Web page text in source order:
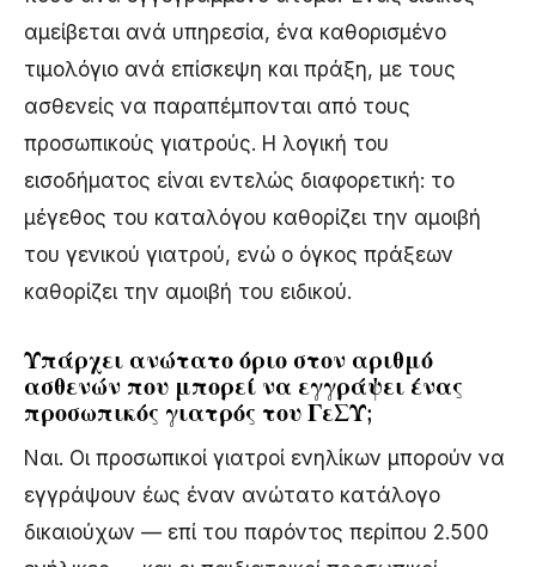
αμείβεται ανά υπηρεσία, ένα καθορισμένο
τιμολόγιο ανά επίσκεψη και πράξη, με τους
ασθενείς να παραπέμπονται από τους
προσωπικούς γιατρούς. Η λογική του
εισοδήματος είναι εντελώς διαφορετική: το
μέγεθος του καταλόγου καθορίζει την αμοιβή
του γενικού γιατρού, ενώ ο όγκος πράξεων
καθορίζει την αμοιβή του ειδικού.
Υπάρχει ανώτατο όριο στον αριθμό
ασθενών που μπορεί να εγγράψει ένας
προσωπικός γιατρός του ΓεΣΥ;
Ναι. Οι προσωπικοί γιατροί ενηλίκων μπορούν να
εγγράψουν έως έναν ανώτατο κατάλογο
δικαιούχων — επί του παρόντος περίπου 2.500